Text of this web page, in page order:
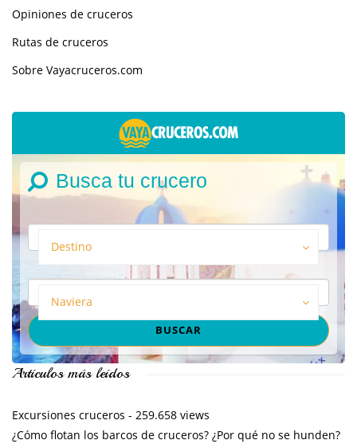
Opiniones de cruceros
Rutas de cruceros
Sobre Vayacruceros.com
Busca tu crucero
Destino
Naviera
Artículos más leídos
Excursiones cruceros - 259.658 views
¿Cómo flotan los barcos de cruceros? ¿Por qué no se hunden?